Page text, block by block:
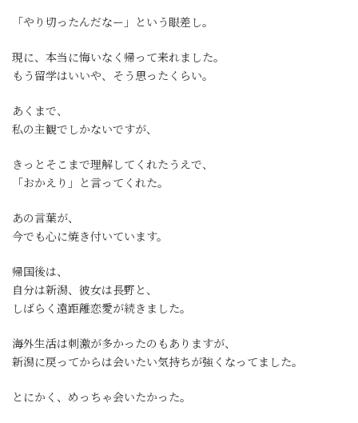
「やり切ったんだなー」という眼差し。
現に、本当に悔いなく帰って来れました。
もう留学はいいや、そう思ったくらい。
あくまで、
私の主観でしかないですが、
きっとそこまで理解してくれたうえで、
「おかえり」と言ってくれた。
あの言葉が、
今でも心に焼き付いています。
帰国後は、
自分は新潟、彼女は長野と、
しばらく遠距離恋愛が続きました。
海外生活は刺激が多かったのもありますが、
新潟に戻ってからは会いたい気持ちが強くなってました。
とにかく、めっちゃ会いたかった。